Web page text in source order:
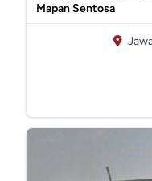
Mapan Sentosa